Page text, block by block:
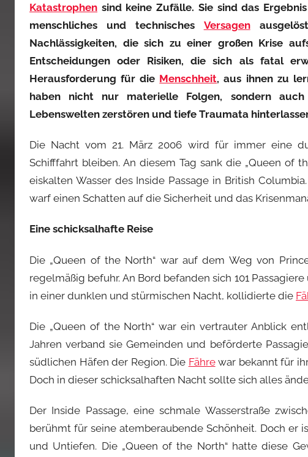
Katastrophen sind keine Zufälle. Sie sind das
menschliches und technisches Versagen
Nachlässigkeiten, die sich zu einer großen Krise
Entscheidungen oder Risiken, die sich als fatal
Herausforderung für die Menschheit, aus ihnen zu
haben nicht nur materielle Folgen, sondern
Lebenswelten zerstören und tiefe Traumata
Die Nacht vom 21. März 2006 wird für immer eine
Schifffahrt bleiben. An diesem Tag sank die „Queen of
eiskalten Wasser des Inside Passage in British Columbia.
warf einen Schatten auf die Sicherheit und das
Eine schicksalhafte Reise
Die „Queen of the North“ war auf dem Weg von
regelmäßig befuhr. An Bord befanden sich 101
in einer dunklen und stürmischen Nacht, kollidierte die
Die „Queen of the North“ war ein vertrauter Anblick
Jahren verband sie Gemeinden und beförderte
südlichen Häfen der Region. Die Fährewar bekannt für
Doch in dieser schicksalhaften Nacht sollte sich alles
Der Inside Passage, eine schmale Wasserstraße
berühmt für seine atemberaubende Schönheit. Doch er
und Untiefen. Die „Queen of the North“ hatte diese